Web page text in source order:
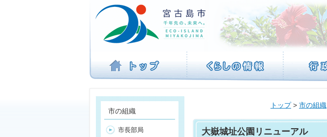
ビ
を
ば
す
トップ> 市の組織
大嶽城址公園リニューアル
市の組織
市長部局